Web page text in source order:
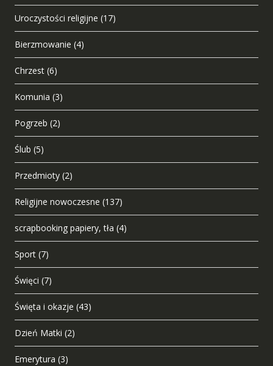
Uroczystości religijne (17)
Bierzmowanie (4)
Chrzest (6)
Komunia (3)
Pogrzeb (2)
Ślub (5)
Przedmioty (2)
Religijne nowoczesne (137)
scrapbooking papiery, tła (4)
Sport (7)
Święci (7)
Święta i okazje (43)
Dzień Matki (2)
Emerytura (3)